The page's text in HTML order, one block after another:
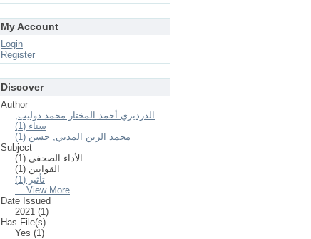
My Account
Login
Register
Discover
Author
الدرديري أحمد المختار محمد دوليب,
سناء (1)
محمد الزين المدني, حسن (1)
Subject
الأداء الصحفي (1)
القوانين (1)
تأثير (1)
... View More
Date Issued
2021 (1)
Has File(s)
Yes (1)